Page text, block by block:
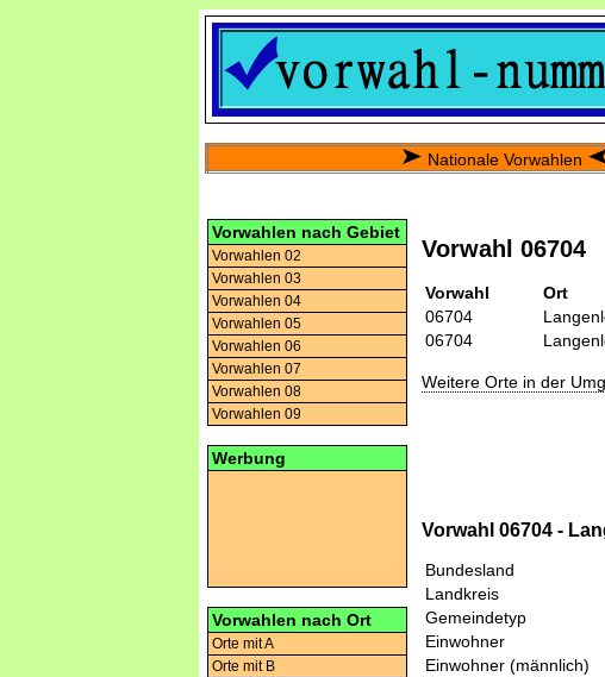
Nationale Vorwahlen
Vorwahlen nach Gebiet
Vorwahlen 02
Vorwahlen 03
Vorwahlen 04
Vorwahlen 05
Vorwahlen 06
Vorwahlen 07
Vorwahlen 08
Vorwahlen 09
Werbung
Vorwahlen nach Ort
Orte mit A
Orte mit B
Vorwahl 06704
Vorwahl Ort
06704
06704
Weitere Orte in der
Vorwahl 06704 -
Bundesland
Landkreis
Gemeindetyp
Einwohner
Einwohner (männlich)